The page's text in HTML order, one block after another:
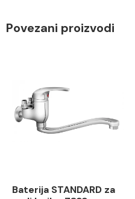
Povezani proizvodi
Baterija STANDARD za